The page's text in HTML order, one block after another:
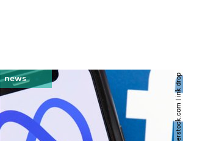
© shutterstock.com | ink drop